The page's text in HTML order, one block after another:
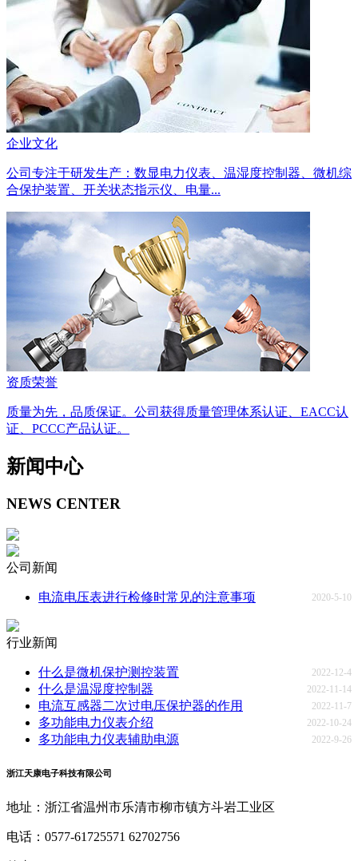
企业文化
公司专注于研发生产：数显电力仪表、温湿度控制器、微机综
合保护装置、开关状态指示仪、电量...
资质荣誉
质量为先，品质保证。公司获得质量管理体系认证、EACC认
证、PCCC产品认证。
新闻中心
NEWS CENTER
公司新闻
电流电压表进行检修时常见的注意事项 2020-5-10
行业新闻
什么是微机保护测控装置 2022-12-4
什么是温湿度控制器 2022-11-14
电流互感器二次过电压保护器的作用 2022-11-7
多功能电力仪表介绍 2022-10-24
多功能电力仪表辅助电源 2022-9-26
浙江天康电子科技有限公司
地址：浙江省温州市乐清市柳市镇方斗岩工业区
电话：0577-61725571 62702756